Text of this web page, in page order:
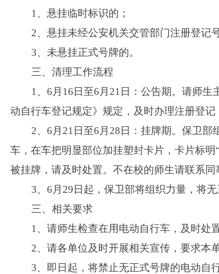
1、悬挂临时标识的；
2、悬挂未经公安机关交管部门注册登记
3、未悬挂正式号牌的。
三、清理工作流程
1、 6月 16 日至6月 21 日：公告期。请师生
动自行车登记规定》规定，及时办理注册登
2、 6月 21 日至6月 28 日：挂牌期。保卫部
车，在车把明显部位加挂塑封卡片，卡片标明
被挂牌，请及时处置。不在校的师生请联系
3、 6月 29 日起，保卫部将组织力量，将
三、相关要求
1、请师生检查在用电动自行车，及时处
2、请各单位及时开展相关宣传，要求本
3、即日起，将禁止无正式号牌的电动自